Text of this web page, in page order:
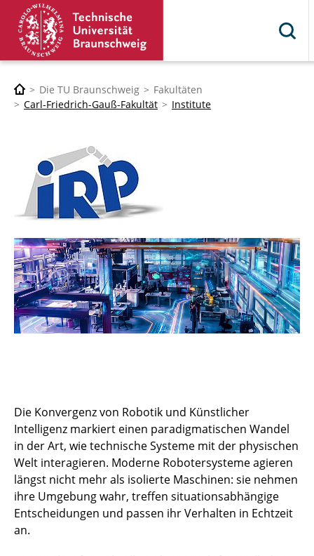
Die TU Braunschweig
Fakultäten
Carl-Friedrich-Gauß-Fakultät
Institute
Die Konvergenz von Robotik und Künstlicher
Intelligenz markiert einen paradigmatischen Wandel
in der Art, wie technische Systeme mit der physischen
Welt interagieren. Moderne Robotersysteme agieren
längst nicht mehr als isolierte Maschinen: sie nehmen
ihre Umgebung wahr, treffen situationsabhängige
Entscheidungen und passen ihr Verhalten in Echtzeit
an.